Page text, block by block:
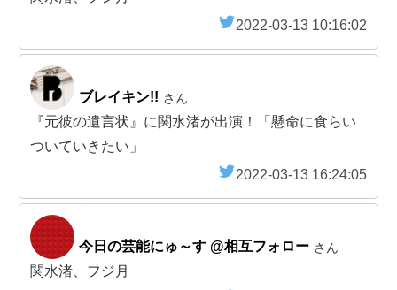
2022-03-13 10:16:02
ブレイキン!! さん
『元彼の遺言状』に関水渚が出演！「懸命に食らい
ついていきたい」
2022-03-13 16:24:05
今日の芸能にゅ～す @相互フォロー さん
関水渚、フジ月